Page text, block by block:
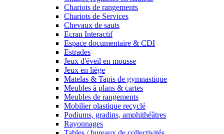
Chariots de rangements
Chariots de Services
Chevaux de sauts
Ecran Interactif
Espace documentaire & CDI
Estrades
Jeux d'éveil en mousse
Jeux en liège
Matelas & Tapis de gymnastique
Meubles à plans & cartes
Meubles de rangements
Mobilier plastique recyclé
Podiums, gradins, amphithéâtres
Rayonnages